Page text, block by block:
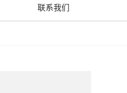
联系我们